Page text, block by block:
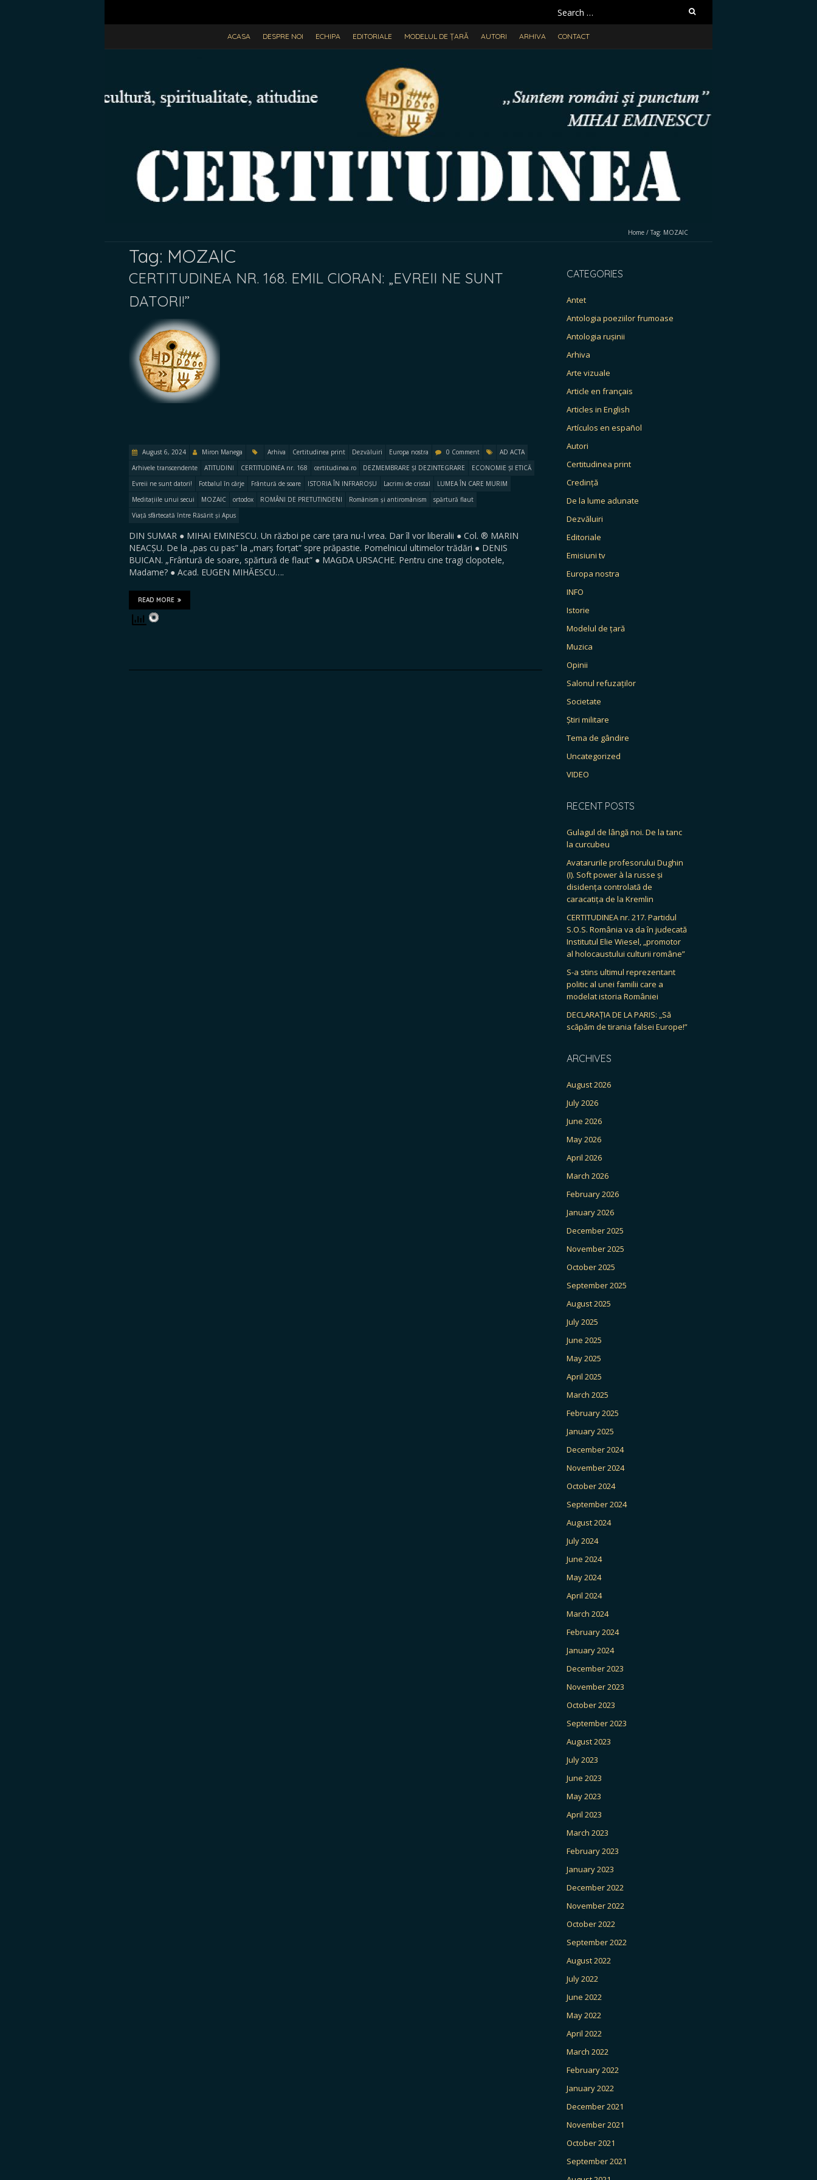
Search
for:
ACASA DESPRE NOI ECHIPA EDITORIALE MODELUL DE ȚARĂ AUTORI ARHIVA CONTACT
Home / Tag: MOZAIC
Tag: MOZAIC
CERTITUDINEA NR. 168. EMIL CIORAN: „EVREII NE SUNT
DATORI!”
August 6, 2024 Miron Manega Arhiva Certitudinea print Dezvăluiri Europa nostra 0 Comment
AD ACTA
Arhivele transcendente
ATITUDINI CERTITUDINEA nr. 168 certitudinea.ro DEZMEMBRARE ȘI DEZINTEGRARE
ECONOMIE ȘI ETICĂ
Evreii ne sunt datori!
Fotbalul în cârje Frântură de soare ISTORIA ÎN INFRAROȘU Lacrimi de cristal
LUMEA ÎN CARE MURIM
Meditațiile unui secui
MOZAIC ortodox ROMÂNI DE PRETUTINDENI Românism și antiromânism
spărtură flaut
Viață sfârtecată între Răsărit și Apus
DIN SUMAR ● MIHAI EMINESCU. Un război pe care țara nu-l vrea. Dar îl vor liberalii ● Col. ® MARIN
NEACȘU. De la „pas cu pas” la „marș forțat” spre prăpastie. Pomelnicul ultimelor trădări ● DENIS
BUICAN. „Frântură de soare, spărtură de flaut” ● MAGDA URSACHE. Pentru cine tragi clopotele,
Madame? ● Acad. EUGEN MIHĂESCU….
READ MORE
CATEGORIES
Antet
Antologia poeziilor frumoase
Antologia rușinii
Arhiva
Arte vizuale
Article en français
Articles in English
Artículos en español
Autori
Certitudinea print
Credință
De la lume adunate
Dezvăluiri
Editoriale
Emisiuni tv
Europa nostra
INFO
Istorie
Modelul de țară
Muzica
Opinii
Salonul refuzaților
Societate
Știri militare
Tema de gândire
Uncategorized
VIDEO
RECENT POSTS
Gulagul de lângă noi. De la tanc
la curcubeu
Avatarurile profesorului Dughin
(I). Soft power à la russe și
disidența controlată de
caracatița de la Kremlin
CERTITUDINEA nr. 217. Partidul
S.O.S. România va da în judecată
Institutul Elie Wiesel, „promotor
al holocaustului culturii române”
S-a stins ultimul reprezentant
politic al unei familii care a
modelat istoria României
DECLARAȚIA DE LA PARIS: „Să
scăpăm de tirania falsei Europe!”
ARCHIVES
August 2026
July 2026
June 2026
May 2026
April 2026
March 2026
February 2026
January 2026
December 2025
November 2025
October 2025
September 2025
August 2025
July 2025
June 2025
May 2025
April 2025
March 2025
February 2025
January 2025
December 2024
November 2024
October 2024
September 2024
August 2024
July 2024
June 2024
May 2024
April 2024
March 2024
February 2024
January 2024
December 2023
November 2023
October 2023
September 2023
August 2023
July 2023
June 2023
May 2023
April 2023
March 2023
February 2023
January 2023
December 2022
November 2022
October 2022
September 2022
August 2022
July 2022
June 2022
May 2022
April 2022
March 2022
February 2022
January 2022
December 2021
November 2021
October 2021
September 2021